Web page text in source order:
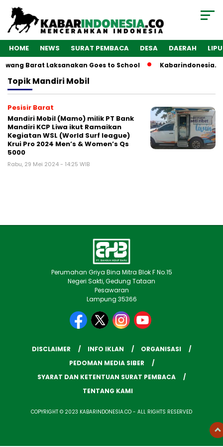
HOME NEWS SURAT PEMBACA DESA DAERAH
Barat Laksanakan Goes to School
TopikMandiri Mobil
Pesisir Barat
Mandiri Mobil (Mamo) milik PT Bank
Mandiri KCP Liwa ikut Ramaikan
Kegiatan WSL (World Surf league)
Krui Pro 2024 Men’s & Women’s Qs
5000
Rabu, 29 Mei 2024 - 14:25 WIB
Perumahan Griya Bina Mitra Blok F No.15
Negeri Sakti, Gedung Tataan
Pesawaran
Lampung 35366
DISCLAIMER INFO IKLAN
ORGANISASI
PEDOMAN MEDIA SIBER
SYARAT DAN KETENTUAN SURAT PEMBACA
TENTANG KAMI
COPYRIGHT © 2023 KABARINDONESIA.CO - ALL RIGHTS RESERVED